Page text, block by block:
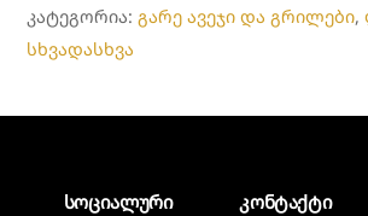
ft
ᲙᲐᲢᲔᲒᲝᲠᲘᲐ:გარე ავეჯი და გრილები,
სხვადასხვა
სოციალური
კონტაქტი